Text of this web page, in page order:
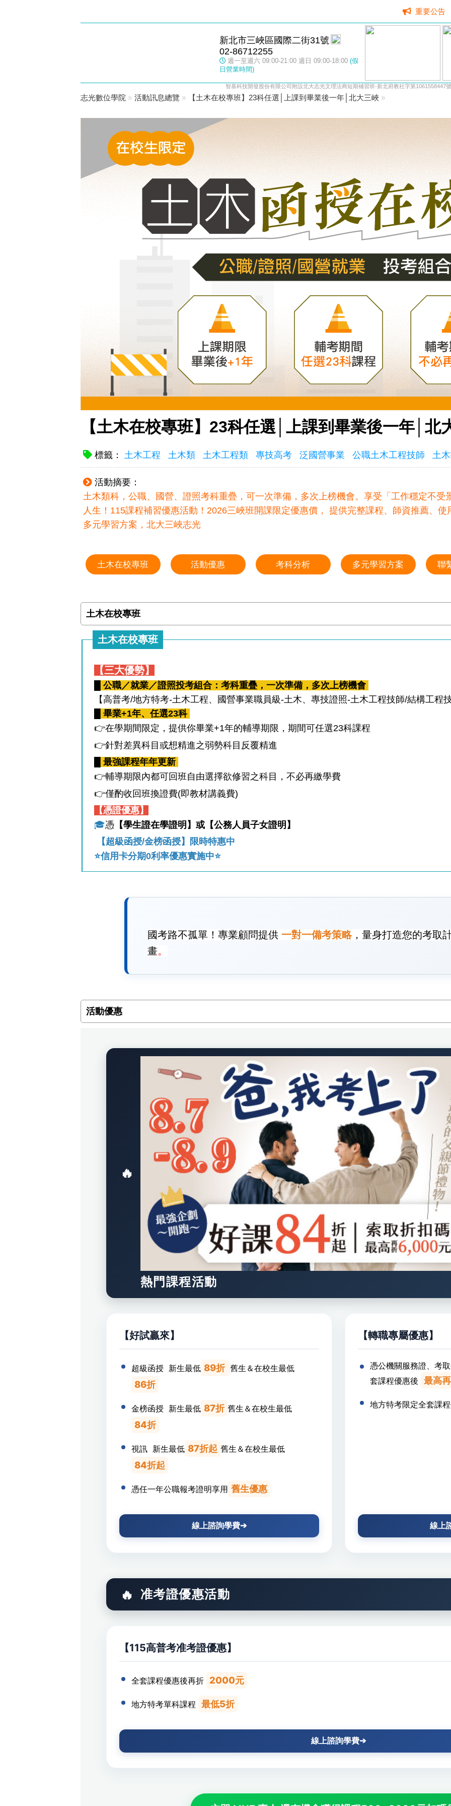
重要公告
新北市三峽區國際二街31號
02-86712255
週一至週六 09:00-21:00 週日 09:00-18:00 (假
日營業時間)
智基科技開發股份有限公司附設北大志光文理法商短期補習班-新北府教社字第1061558447號
志光數位學院 » 活動訊息總覽 » 【土木在校專班】23科任選│上課到畢業後一年│北大三峽 »
【土木在校專班】23科任選│上課到畢業後一年│北
標籤： 土木工程 土木類 土木工程類 專技高考 泛國營事業 公職土木工程技師 土
活動摘要：
土木類科，公職、國營、證照考科重疊，可一次準備，多次上榜機會。享受「工作穩定不受
人生！115課程補習優惠活動！2026三峽班開課限定優惠價， 提供完整課程、師資推薦、
多元學習方案，北大三峽志光
土木在校專班 活動優惠 考科分析 多元學習方案 聯
土木在校專班
土木在校專班
【三大優勢】
█ 公職／就業／證照投考組合：考科重疊，一次準備，多次上榜機會
【高普考/地方特考-土木工程、國營事業職員級-土木、專技證照-土木工程技師/結構工程
█ 畢業+1年、任選23科
👉在學期間限定，提供你畢業+1年的輔導期限，期間可任選23科課程
👉針對差異科目或想精進之弱勢科目反覆精進
█ 最強課程年年更新
👉輔導期限內都可回班自由選擇欲修習之科目，不必再繳學費
👉僅酌收回班換證費(即教材講義費)
【憑證優惠】
🎓憑 【學生證在學證明】或【公務人員子女證明】
【超級函授/金榜函授】
限時特惠中
⭐信用卡分期0利率優惠實施中⭐
國考路不孤單！專業顧問提供 一對一備考策略 ，量身打造您的考取
畫。
活動優惠
熱門課程活動
【好試贏來】
超級函授 新生最低 89折 舊生＆在校生最低
86折
金榜函授 新生最低 87折 舊生＆在校生最低
84折
視訊 新生最低 87折起 舊生＆在校生最低
84折起
憑任一年公職報考證明享用 舊生優惠
線上諮詢學費➔
【轉職專屬優惠】
憑公機關服務證、考
套課程優惠後 最高
地方特考限定全套課
線上
准考證優惠活動
【115高普考准考證優惠】
全套課程優惠後再折 2000元
地方特考單科課程 最低5折
線上諮詢學費➔